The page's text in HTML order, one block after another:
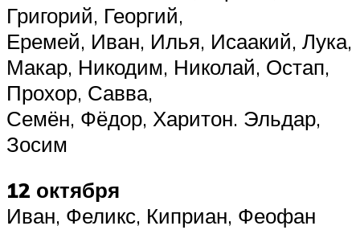
Григорий, Георгий,
Еремей, Иван, Илья, Исаакий, Лука,
Макар, Никодим, Николай, Остап,
Прохор, Савва,
Семён, Фёдор, Харитон. Эльдар,
Зосим
12 октября
Иван, Феликс, Киприан, Феофан